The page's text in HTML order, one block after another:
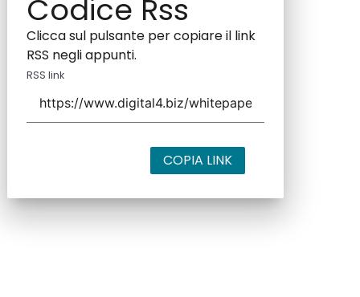
Codice Rss
Clicca sul pulsante per copiare il link
RSS negli appunti.
RSS link
COPIA LINK